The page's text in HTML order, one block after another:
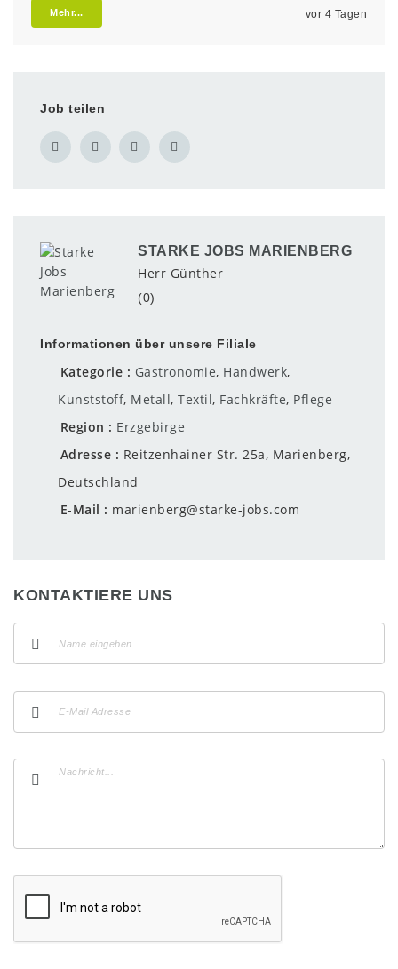
Mehr... vor 4 Tagen
Job teilen
STARKE JOBS MARIENBERG
Herr Günther
(0)
Informationen über unsere Filiale
Kategorie Gastronomie, Handwerk,
Kunststoff, Metall, Textil, Fachkräfte, Pflege
Region
Erzgebirge
Adresse
Reitzenhainer Str. 25a, Marienberg,
Deutschland
E-Mail
marienberg@starke-jobs.com
KONTAKTIERE UNS